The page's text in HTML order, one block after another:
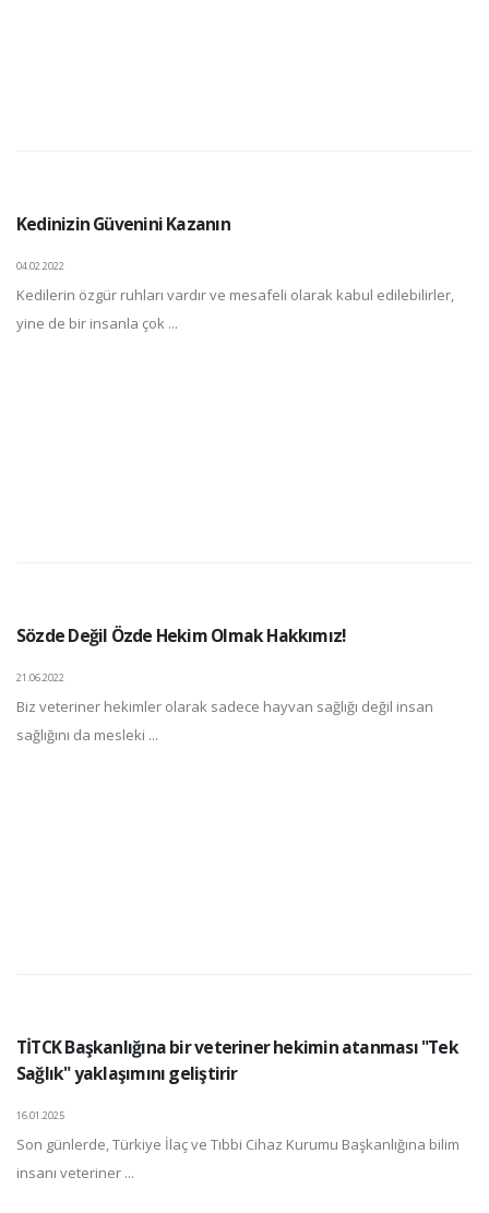
Kedinizin Güvenini Kazanın
04.02.2022
Kedilerin özgür ruhları vardır ve mesafeli olarak kabul edilebilirler,
yine de bir insanla çok ...
Sözde Değil Özde Hekim Olmak Hakkımız!
21.06.2022
Biz veteriner hekimler olarak sadece hayvan sağlığı değil insan
sağlığını da mesleki ...
TİTCK Başkanlığına bir veteriner hekimin atanması "Tek
Sağlık" yaklaşımını geliştirir
16.01.2025
Son günlerde, Türkiye İlaç ve Tıbbi Cihaz Kurumu Başkanlığına bilim
insanı veteriner ...